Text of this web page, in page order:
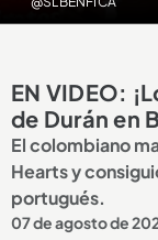
EN VIDEO:
de Durán en
El colombiano
Hearts y
portugués.
07 de agosto de